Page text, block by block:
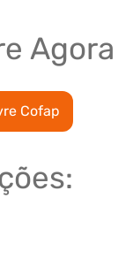
Agora
Cofap